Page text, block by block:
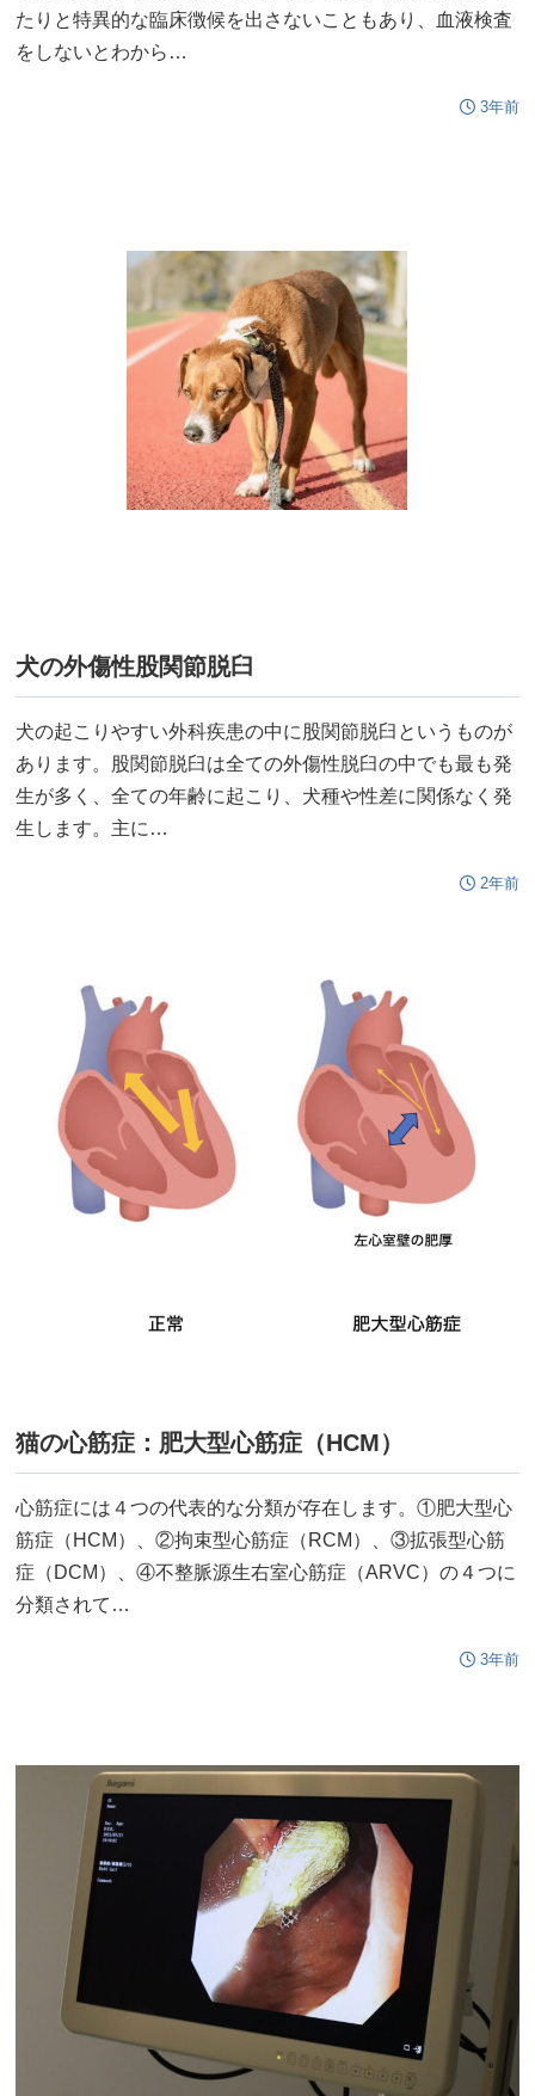
たりと特異的な臨床徴候を出さないこともあり、血液検査
をしないとわから…
3年前
犬の外傷性股関節脱臼
犬の起こりやすい外科疾患の中に股関節脱臼というものが
あります。股関節脱臼は全ての外傷性脱臼の中でも最も発
生が多く、全ての年齢に起こり、犬種や性差に関係なく発
生します。主に…
2年前
猫の心筋症：肥大型心筋症（HCM）
心筋症には４つの代表的な分類が存在します。①肥大型心
筋症（HCM）、②拘束型心筋症（RCM）、③拡張型心筋
症（DCM）、④不整脈源生右室心筋症（ARVC）の４つに
分類されて…
3年前